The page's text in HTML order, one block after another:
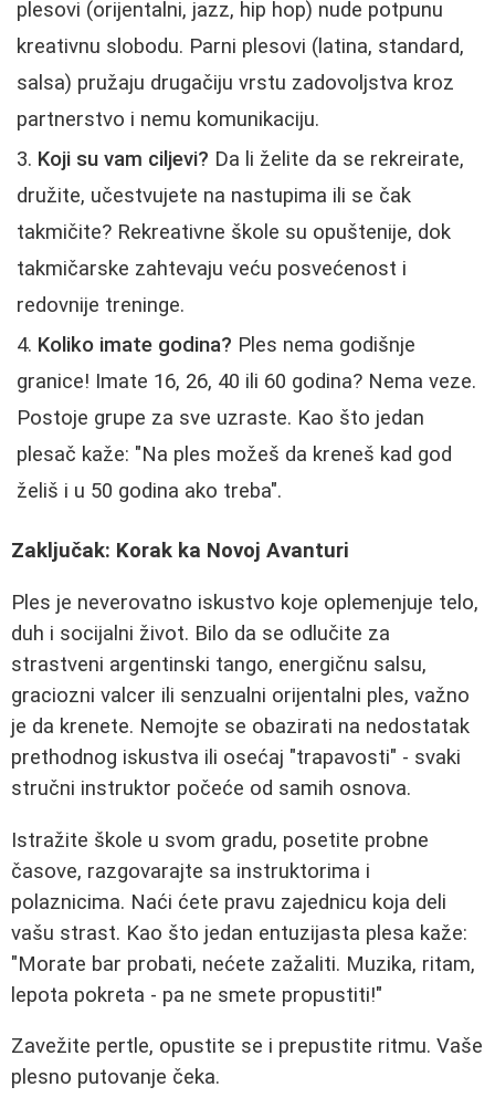
plesovi (orijentalni, jazz, hip hop) nude potpunu
kreativnu slobodu. Parni plesovi (latina, standard,
salsa) pružaju drugačiju vrstu zadovoljstva kroz
partnerstvo i nemu komunikaciju.
Koji su vam ciljevi? Da li želite da se rekreirate,
družite, učestvujete na nastupima ili se čak
takmičite? Rekreativne škole su opuštenije, dok
takmičarske zahtevaju veću posvećenost i
redovnije treninge.
Koliko imate godina? Ples nema godišnje
granice! Imate 16, 26, 40 ili 60 godina? Nema veze.
Postoje grupe za sve uzraste. Kao što jedan
plesač kaže: "Na ples možeš da kreneš kad god
želiš i u 50 godina ako treba".
Zaključak: Korak ka Novoj Avanturi
Ples je neverovatno iskustvo koje oplemenjuje telo,
duh i socijalni život. Bilo da se odlučite za
strastveni argentinski tango, energičnu salsu,
graciozni valcer ili senzualni orijentalni ples, važno
je da krenete. Nemojte se obazirati na nedostatak
prethodnog iskustva ili osećaj "trapavosti" - svaki
stručni instruktor počeće od samih osnova.
Istražite škole u svom gradu, posetite probne
časove, razgovarajte sa instruktorima i
polaznicima. Naći ćete pravu zajednicu koja deli
vašu strast. Kao što jedan entuzijasta plesa kaže:
"Morate bar probati, nećete zažaliti. Muzika, ritam,
lepota pokreta - pa ne smete propustiti!"
Zavežite pertle, opustite se i prepustite ritmu. Vaše
plesno putovanje čeka.